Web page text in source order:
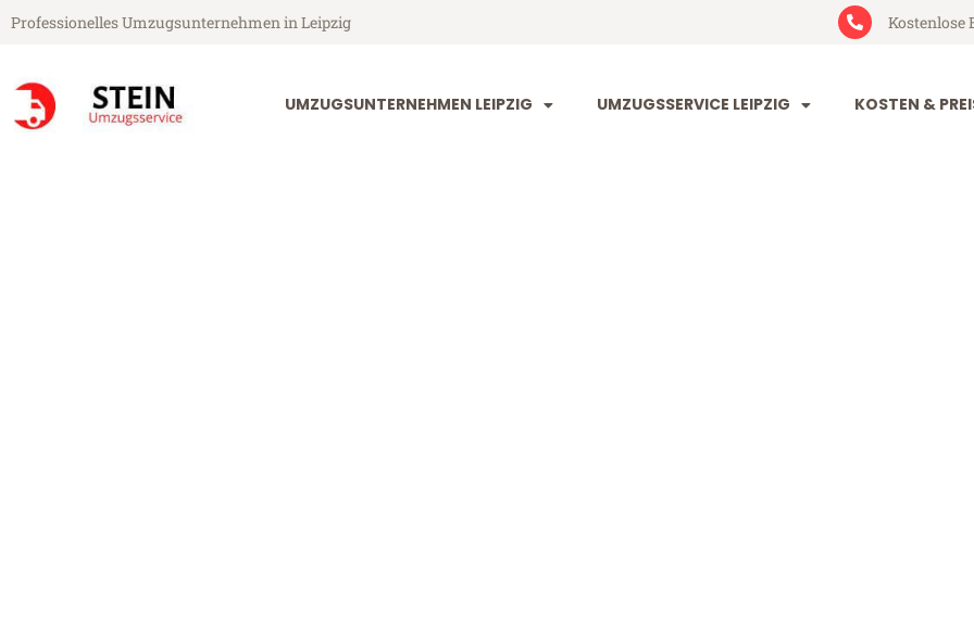
Professionelles Umzugsunternehmen in Leipzig Kostenlose
UMZUGSUNTERNEHMEN LEIPZIG UMZUGSSERVICE LEIPZIG KOSTEN &